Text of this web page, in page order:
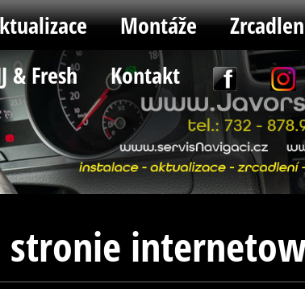
Montáže
& Fresh Kontakt
stronie